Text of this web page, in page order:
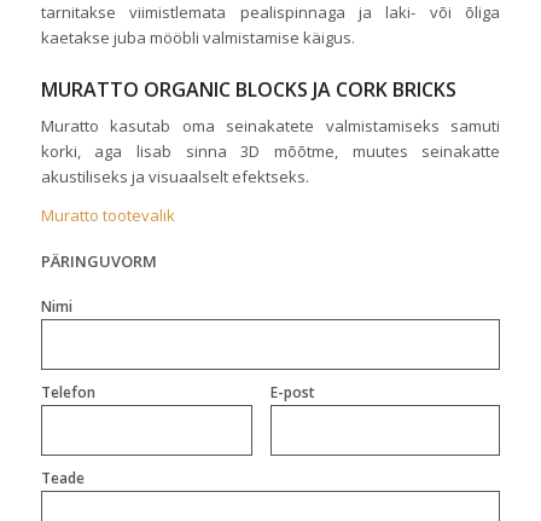
tarnitakse viimistlemata pealispinnaga ja laki- või õliga
kaetakse juba mööbli valmistamise käigus.
MURATTO ORGANIC BLOCKS JA CORK BRICKS
Muratto kasutab oma seinakatete valmistamiseks samuti
korki, aga lisab sinna 3D mõõtme, muutes seinakatte
akustiliseks ja visuaalselt efektseks.
Muratto tootevalik
PÄRINGUVORM
Nimi
Telefon E-post
Teade